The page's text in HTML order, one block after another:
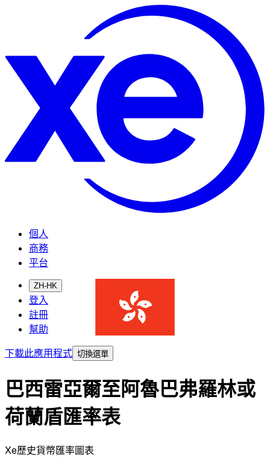
個人
商務
平台
ZH-HK
登入
註冊
幫助
下載此應用程式 切換選單
巴西雷亞爾至阿魯巴弗羅林或
荷蘭盾匯率表
Xe歷史貨幣匯率圖表